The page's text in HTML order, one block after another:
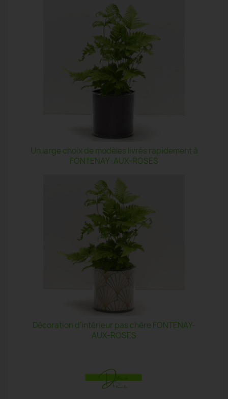
Un large choix de modèles livrés rapidement à
FONTENAY-AUX-ROSES
Décoration d'intérieur pas chère FONTENAY-
AUX-ROSES